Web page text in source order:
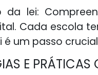
da lei:
Cada escola
um passo
E PRÁTICAS